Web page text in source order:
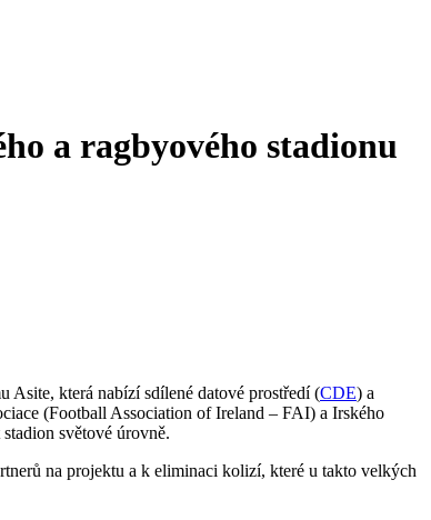
a ragbyového stadionu
Asite, která nabízí sdílené datové prostředí (CDE) a
(Football Association of Ireland – FAI) a Irského
světové úrovně.
na projektu a k eliminaci kolizí, které u takto velkých